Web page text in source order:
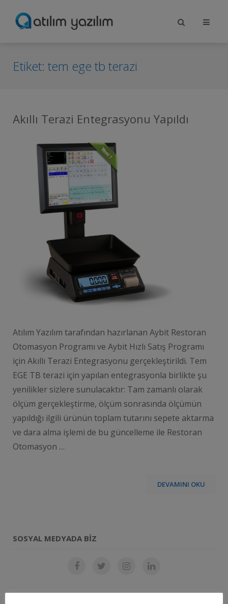
Etiket: tem ege tb terazi
Akıllı Terazi Entegrasyonu Yapıldı
Atılım Yazılım tarafından hazırlanan Aybit Restoran
Otomasyon Programı ve Aybit Hızlı Satış Programı
için Akıllı Terazi Entegrasyonu gerçekleştirildi. Tem
EGE TB terazi için yapılan entegrasyonla birlikte şu
yenilikler sizlere sunulacaktır: Tam zamanlı olarak
ölçüm gerçekleştirme, ölçüm sonrasında ölçümün
yapıldığı ilgili ürünün toplam tutarını sepete aktarma
ve dara alma işlemi de bu güncelleme ile Restoran
Otomasyon …
DEVAMINI OKU
SOSYAL MEDYADA BIZ